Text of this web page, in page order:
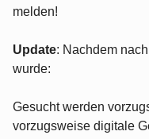
melden!
Update: Nachdem
wurde:
Gesucht werden
vorzugsweise digitale